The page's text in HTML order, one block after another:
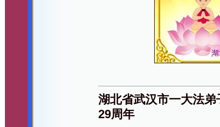
湖北省武汉市一大法
29周年